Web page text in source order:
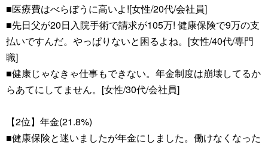
■医療費はべらぼうに高いよ![女性/20代/会社員]
■先日父が20日入院手術で請求が105万! 健康保険で9万の支
払いですんだ。やっぱりないと困るよね。[女性/40代/専門
職]
■健康じゃなきゃ仕事もできない。年金制度は崩壊してるか
らあてにしてません。[女性/30代/会社員]
【2位】年金(21.8%)
■健康保険と迷いましたが年金にしました。働けなくなった